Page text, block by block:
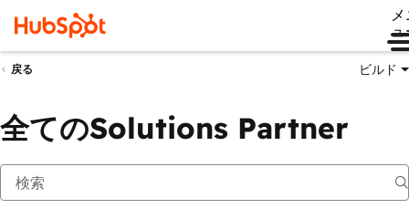
ュ
戻る ビルド
全てのSolutions Partner